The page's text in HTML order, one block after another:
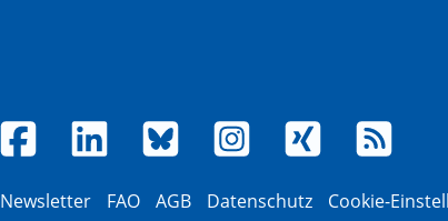
Newsletter FAQ AGB Datenschutz Cookie-